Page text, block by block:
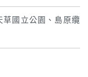
國立公園、島原纜